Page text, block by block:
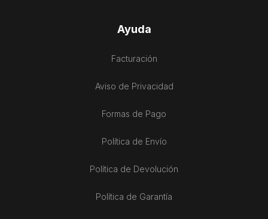
Ayuda
Facturación
Aviso de Privacidad
Formas de Pago
Política de Envío
Política de Devolución
Política de Garantía